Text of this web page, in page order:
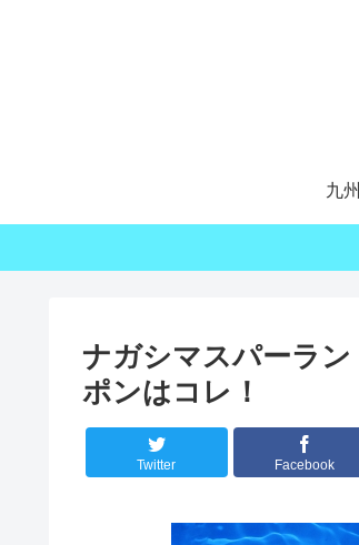
九
ナガシマスパーラ
ポンはコレ！
Twitter Facebook